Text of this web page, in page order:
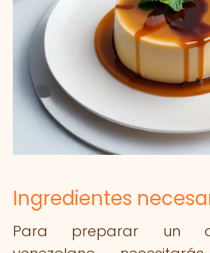
Ingredientes
Para preparar un